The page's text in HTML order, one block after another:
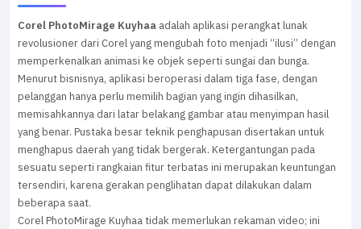
Corel PhotoMirage Kuyhaa adalah aplikasi perangkat lunak
revolusioner dari Corel yang mengubah foto menjadi “ilusi” dengan
memperkenalkan animasi ke objek seperti sungai dan bunga.
Menurut bisnisnya, aplikasi beroperasi dalam tiga fase, dengan
pelanggan hanya perlu memilih bagian yang ingin dihasilkan,
memisahkannya dari latar belakang gambar atau menyimpan hasil
yang benar. Pustaka besar teknik penghapusan disertakan untuk
menghapus daerah yang tidak bergerak. Ketergantungan pada
sesuatu seperti rangkaian fitur terbatas ini merupakan keuntungan
tersendiri, karena gerakan penglihatan dapat dilakukan dalam
beberapa saat.
Corel PhotoMirage Kuyhaa tidak memerlukan rekaman video; ini